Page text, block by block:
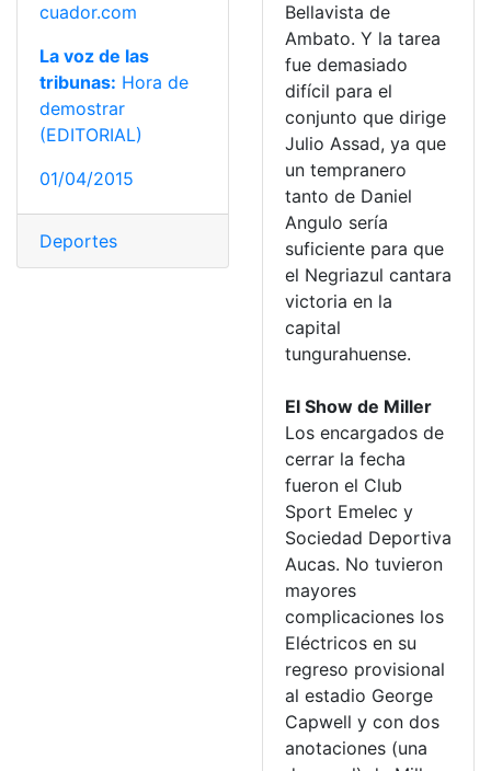
cuador.com
La voz de las
tribunas: Hora de
demostrar
(EDITORIAL)
01/04/2015
Deportes
Bellavista de
Ambato. Y la tarea
fue demasiado
difícil para el
conjunto que dirige
Julio Assad, ya que
un tempranero
tanto de Daniel
Angulo sería
suficiente para que
el Negriazul cantara
victoria en la
capital
tungurahuense.
El Show de Miller
Los encargados de
cerrar la fecha
fueron el Club
Sport Emelec y
Sociedad Deportiva
Aucas. No tuvieron
mayores
complicaciones los
Eléctricos en su
regreso provisional
al estadio George
Capwell y con dos
anotaciones (una